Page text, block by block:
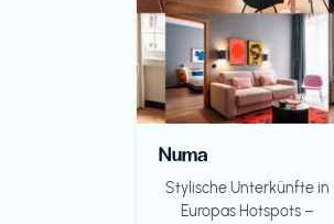
Numa
Stylische Unterkünfte in
Europas Hotspots –